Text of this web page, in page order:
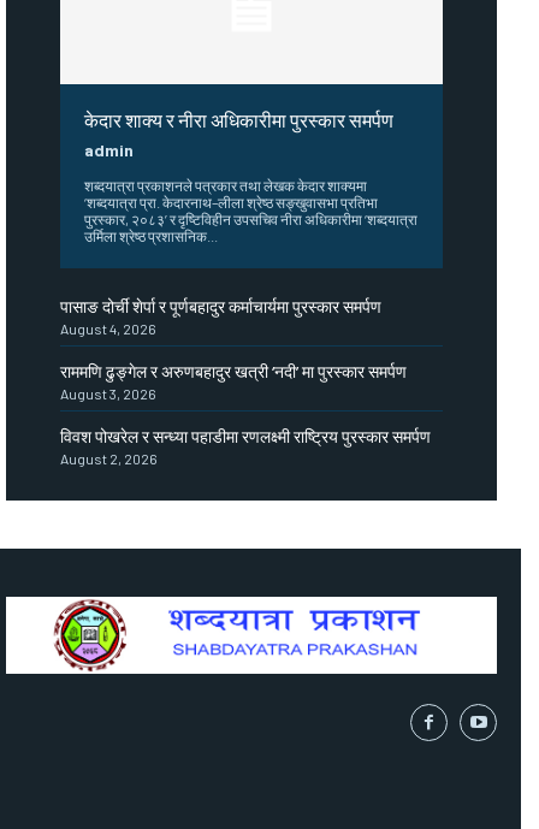
केदार शाक्य र नीरा अधिकारीमा पुरस्कार समर्पण
admin
शब्दयात्रा प्रकाशनले पत्रकार तथा लेखक केदार शाक्यमा
‘शब्दयात्रा प्रा. केदारनाथ–लीला श्रेष्ठ सङ्खुवासभा प्रतिभा
पुरस्कार, २०८३’ र दृष्टिविहीन उपसचिव नीरा अधिकारीमा ‘शब्दयात्रा
उर्मिला श्रेष्ठ प्रशासनिक...
पासाङ दोर्ची शेर्पा र पूर्णबहादुर कर्माचार्यमा पुरस्कार समर्पण
August 4, 2026
राममणि ढुङ्गेल र अरुणबहादुर खत्री ‘नदी’ मा पुरस्कार समर्पण
August 3, 2026
विवश पोखरेल र सन्ध्या पहाडीमा रणलक्ष्मी राष्ट्रिय पुरस्कार समर्पण
August 2, 2026